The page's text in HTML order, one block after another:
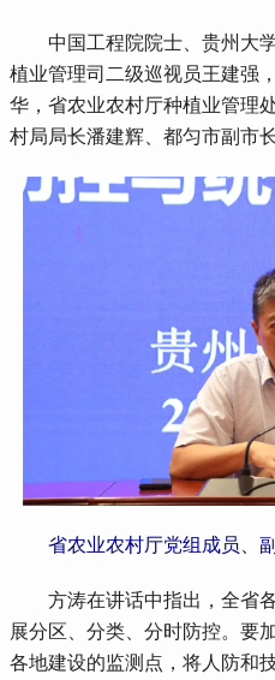
中国工程院院士、贵州大学
植业管理司二级巡视员王建强
华，省农业农村厅种植业管理
村局局长潘建辉、都匀市副市
省农业农村厅党组成员、
方涛在讲话中指出，全省各
展分区、分类、分时防控。要
各地建设的监测点，将人防和